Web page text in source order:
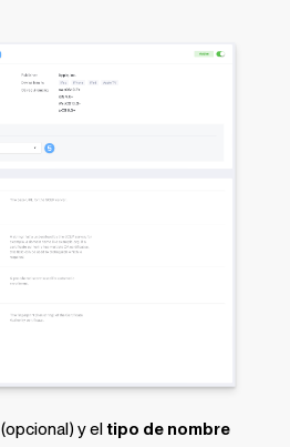
(opcional) y eltipo de nombre